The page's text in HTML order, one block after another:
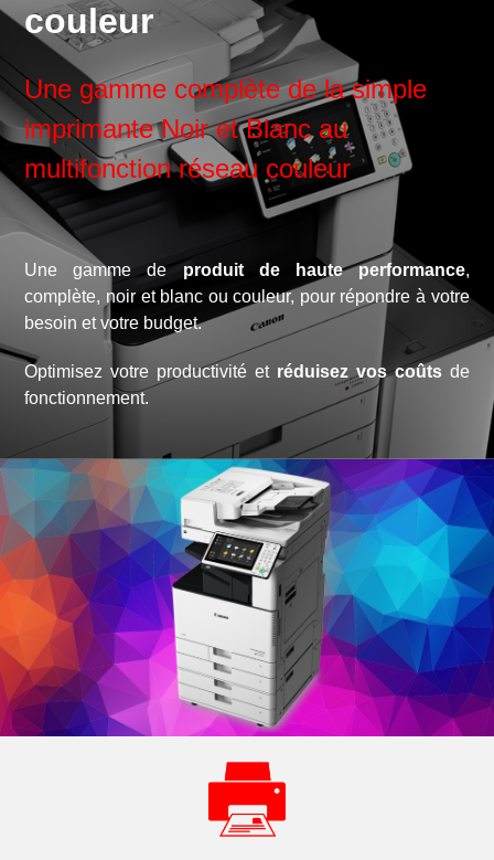
couleur
Une gamme complète de la simple
imprimante Noir et Blanc au
multifonction réseau couleur
Une gamme de produit de haute performance,
complète, noir et blanc ou couleur, pour répondre à votre
besoin et votre budget.
Optimisez votre productivité et réduisez vos coûtsde
fonctionnement.